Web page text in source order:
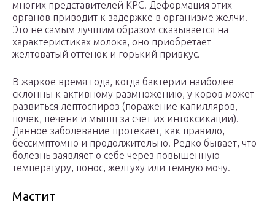
многих представителей КРС. Деформация этих
органов приводит к задержке в организме желчи.
Это не самым лучшим образом сказывается на
характеристиках молока, оно приобретает
желтоватый оттенок и горький привкус.
В жаркое время года, когда бактерии наиболее
склонны к активному размножению, у коров может
развиться лептоспироз (поражение капилляров,
почек, печени и мышц за счет их интоксикации).
Данное заболевание протекает, как правило,
бессимптомно и продолжительно. Редко бывает, что
болезнь заявляет о себе через повышенную
температуру, понос, желтуху или темную мочу.
Мастит